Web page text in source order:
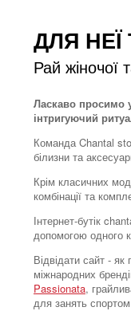
ДЛЯ
Рай жіночої
Ласкаво просимо
інтригуючий
Команда Chantal
білизни та
Крім класичних
комбінації та
Інтернет-бутік
допомогою одного
Відвідати сайт -
міжнародних
Passionata,
для занять